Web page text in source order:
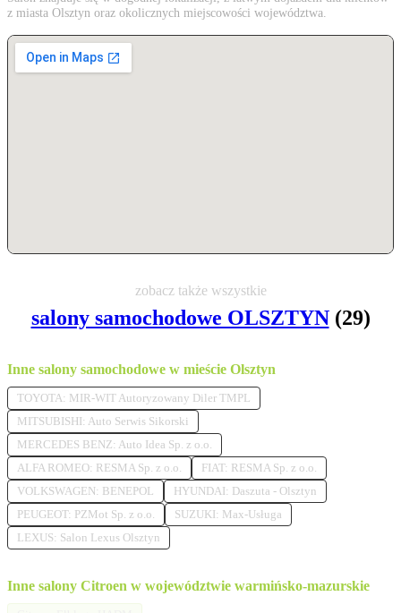
z miasta Olsztyn oraz okolicznych miejscowości województwa.
zobacz także wszystkie
salony samochodowe OLSZTYN(29)
Inne salony samochodowe w mieście Olsztyn
TOYOTA: MIR-WIT Autoryzowany Diler TMPL
MITSUBISHI: Auto Serwis Sikorski
MERCEDES BENZ: Auto Idea Sp. z o.o.
ALFA ROMEO: RESMA Sp. z o.o.
FIAT: RESMA Sp. z o.o.
VOLKSWAGEN: BENEPOL
HYUNDAI: Daszuta - Olsztyn
PEUGEOT: PZMot Sp. z o.o.
SUZUKI: Max-Usługa
LEXUS: Salon Lexus Olsztyn
Inne salony Citroen w województwie warmińsko-mazurskie